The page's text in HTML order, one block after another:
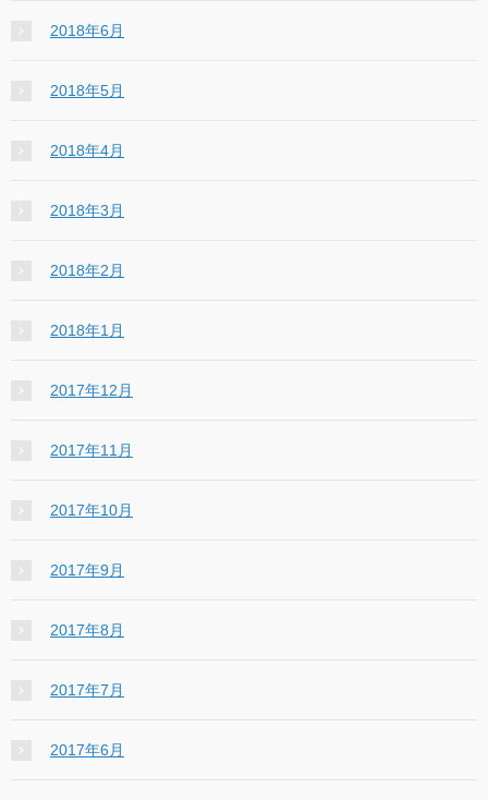
2018年6月
2018年5月
2018年4月
2018年3月
2018年2月
2018年1月
2017年12月
2017年11月
2017年10月
2017年9月
2017年8月
2017年7月
2017年6月